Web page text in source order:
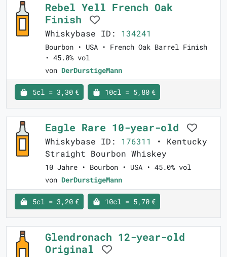
Rebel Yell French Oak
Finish
Whiskybase ID: 134241
Bourbon • USA • French Oak Barrel Finish
• 45.0% vol
von DerDurstigeMann
5cl = 3,30 € 10cl = 5,80 €
Eagle Rare 10-year-old
Whiskybase ID: 176311
• Kentucky
Straight Bourbon Whiskey
10 Jahre • Bourbon • USA • 45.0% vol
von DerDurstigeMann
5cl = 3,20 € 10cl = 5,70 €
Glendronach 12-year-old
Original